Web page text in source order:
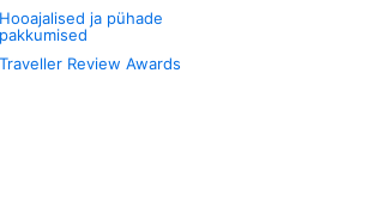
Hooajalised ja pühade
pakkumised
Traveller Review Awards